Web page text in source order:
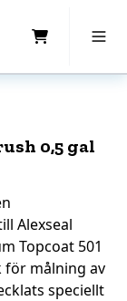
0,5 gal
Alexseal
Topcoat 501
för målning av
speciellt